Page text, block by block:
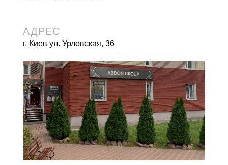
АДРЕС
г. Киев ул. Урловская, 36